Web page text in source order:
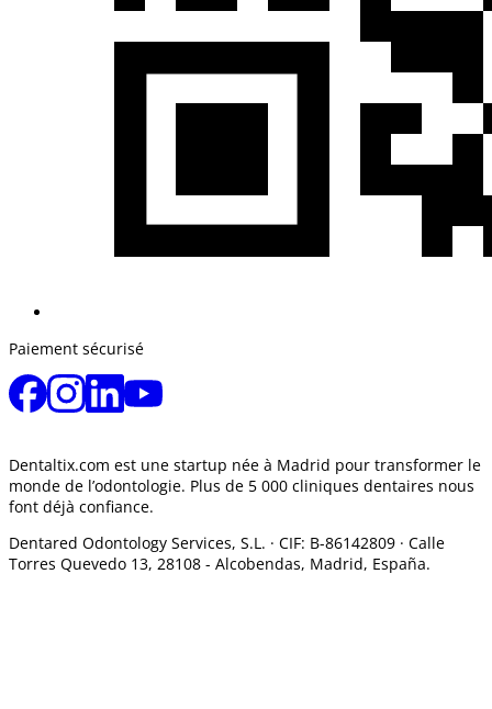
Paiement sécurisé
Dentaltix.com est une startup née à Madrid pour transformer le
monde de l’odontologie. Plus de 5 000 cliniques dentaires nous
font déjà confiance.
Dentared Odontology Services, S.L. · CIF: B-86142809 · Calle
Torres Quevedo 13, 28108 - Alcobendas, Madrid, España.